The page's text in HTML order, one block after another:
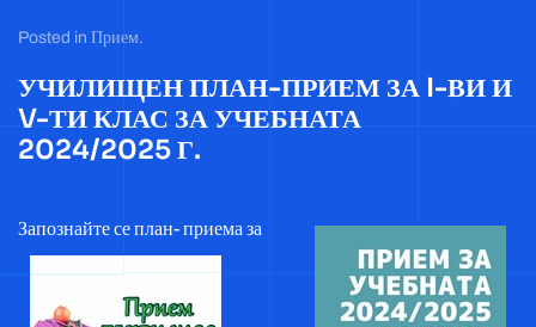
Posted in Прием.
УЧИЛИЩЕН ПЛАН-ПРИЕМ ЗА I-ВИ И
V-ТИ КЛАС ЗА УЧЕБНАТА
2024/2025 Г.
Запознайте се план- приема за